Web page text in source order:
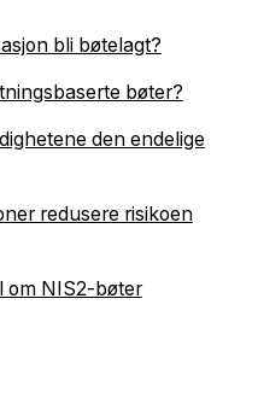
bli bøtelagt?
bøter?
den endelige
redusere risikoen
om NIS2-bøter